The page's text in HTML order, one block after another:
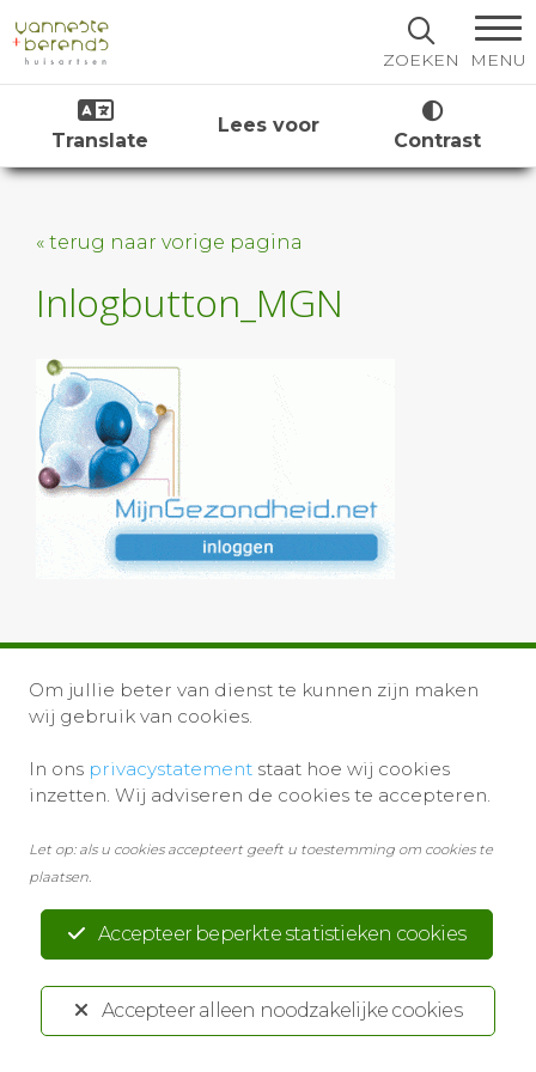
ZOEKEN MENU
Translate
Lees voor
Contrast
« terug naar vorige pagina
Inlogbutton_MGN
Privacystatement Disclaimer
Ontwikkeld door: Yardzorgsites.nl
Accepteer alleen noodzakelijke cookies
Accepteer beperkte statistieken cookies
Om jullie beter van dienst te kunnen zijn maken
wij gebruik van cookies.
In ons privacystatement staat hoe wij cookies
inzetten. Wij adviseren de cookies te accepteren.
Let op: als u cookies accepteert geeft u toestemming om cookies te
plaatsen.